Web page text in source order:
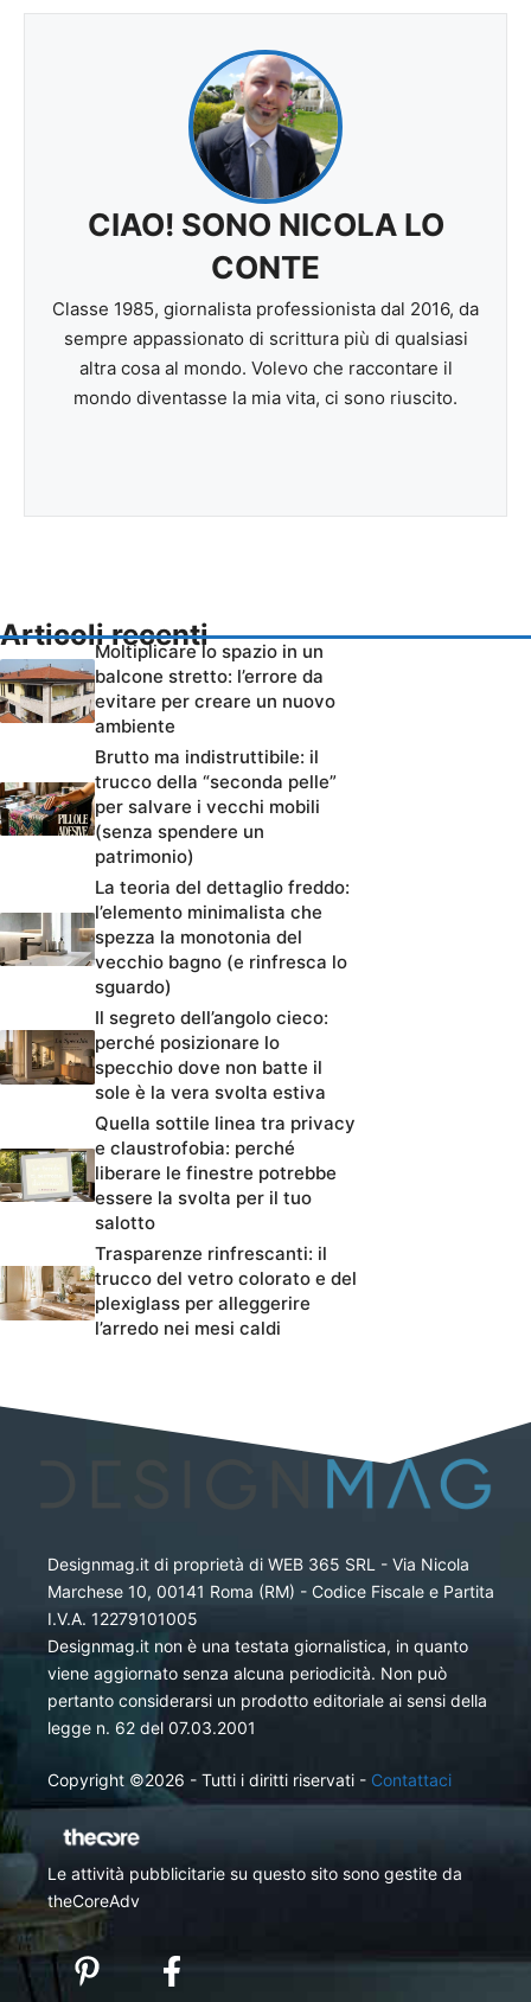
CIAO! SONO NICOLA LO
CONTE
Classe 1985, giornalista professionista dal 2016, da
sempre appassionato di scrittura più di qualsiasi
altra cosa al mondo. Volevo che raccontare il
mondo diventasse la mia vita, ci sono riuscito.
Articoli recenti
Moltiplicare lo spazio in un
balcone stretto: l’errore da
evitare per creare un nuovo
ambiente
Brutto ma indistruttibile: il
trucco della “seconda pelle”
per salvare i vecchi mobili
(senza spendere un
patrimonio)
La teoria del dettaglio freddo:
l’elemento minimalista che
spezza la monotonia del
vecchio bagno (e rinfresca lo
sguardo)
Il segreto dell’angolo cieco:
perché posizionare lo
specchio dove non batte il
sole è la vera svolta estiva
Quella sottile linea tra privacy
e claustrofobia: perché
liberare le finestre potrebbe
essere la svolta per il tuo
salotto
Trasparenze rinfrescanti: il
trucco del vetro colorato e del
plexiglass per alleggerire
l’arredo nei mesi caldi
Designmag.it di proprietà di WEB 365 SRL - Via Nicola
Marchese 10, 00141 Roma (RM) - Codice Fiscale e Partita
I.V.A. 12279101005
Designmag.it non è una testata giornalistica, in quanto
viene aggiornato senza alcuna periodicità. Non può
pertanto considerarsi un prodotto editoriale ai sensi della
legge n. 62 del 07.03.2001
Copyright ©2026 - Tutti i diritti riservati - Contattaci
Le attività pubblicitarie su questo sito sono gestite da
theCoreAdv